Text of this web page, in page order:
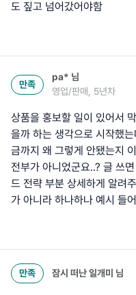
도 짚고 넘어갔어야함
만족
pa* 님
영업/판매, 5년차
상품을 홍보할 일이 있어서
을까 하는 생각으로 시작했
금까지 왜 그렇게 안됐는지
전부가 아니었군요..? 글 쓰
드 전략 부분 상세하게 알려
가 아니라 하나하나 예시 들
만족 잠시 떠난 일개미 님